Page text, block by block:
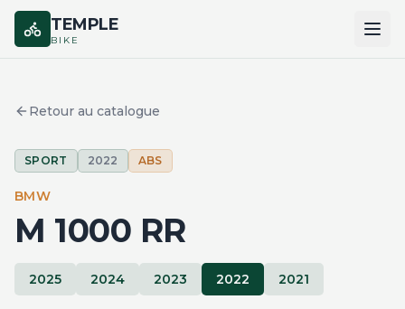
TEMPLE
BIKE
MARQUES
COMPARER
Retour au catalogue
SPORT 2022 ABS
BMW
M 1000 RR
2025 2024 2023 2022 2021